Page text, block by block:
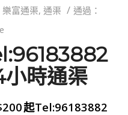
樂富通渠,通渠 / 通過：
時通渠
起Tel:96183882